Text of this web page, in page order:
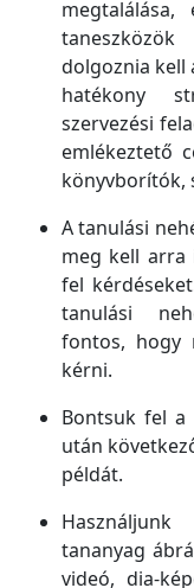
dolgoznia kell
hatékony
szervezési
emlékeztető
könyvborítók,
A tanulási
meg kell arra
fel
tanulási
fontos, hogy
kérni.
Bontsuk fel a
után
példát.
tananyag
videó, dia-